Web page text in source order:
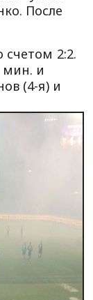
После
счетом 2:2.
мин. и
(4-я) и